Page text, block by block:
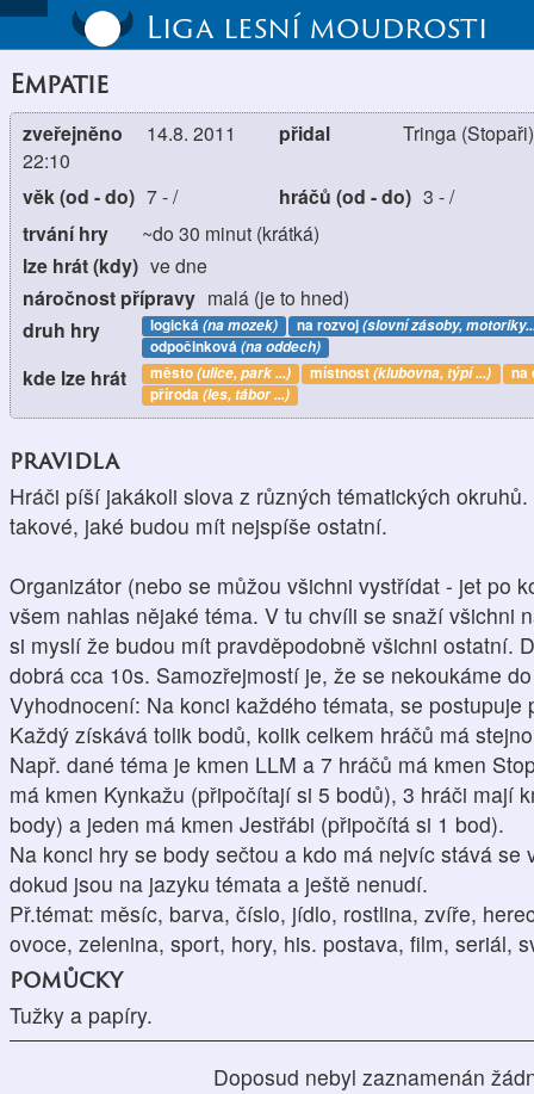
Liga lesní moudrosti
Empatie
zveřejněno
14.8. 2011
22:10
přidal Tringa (Stopaři)
věk (od - do) 7-/ hráčů (od - do) 3 -/
trvání hry ~do 30 minut (krátká)
lze hrát (kdy) ve dne
náročnost přípravy malá (je to hned)
druh hry logická(na mozek) na rozvoj(slovní zásoby,
odpočinková(na oddech)
kde lze hrát město(ulice, park ...) místnost(klubovna, týpí ...)
na
příroda(les, tábor ...)
pravidla
Hráči píší jakákoli slova z různých tématických
takové, jaké budou mít nejspíše ostatní.
Organizátor (nebo se můžou všichni vystřídat - jet po
všem nahlas nějaké téma. V tu chvíli se snaží všichni
si myslí že budou mít pravděpodobně všichni ostatní.
dobrá cca 10s. Samozřejmostí je, že se nekoukáme
Vyhodnocení: Na konci každého témata, se
Každý získává tolik bodů, kolik celkem hráčů má
Např. dané téma je kmen LLM a 7 hráčů má kmen
má kmen Kynkažu (připočítají si 5 bodů), 3 hráči mají
body) a jeden má kmen Jestřábi (připočítá si 1 bod).
Na konci hry se body sečtou a kdo má nejvíc stává
dokud jsou na jazyku témata a ještě nenudí.
Př.témat: měsíc, barva, číslo, jídlo, rostlina, zvíře,
ovoce, zelenina, sport, hory, his. postava, film, seriál,
pomůcky
Tužky a papíry.
Doposud nebyl zaznamenán